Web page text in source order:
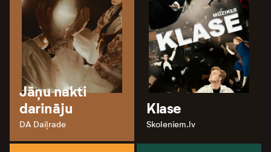
Jāņu nakti
darināju
DA Daiļrade
Klase
Skoleniem.lv